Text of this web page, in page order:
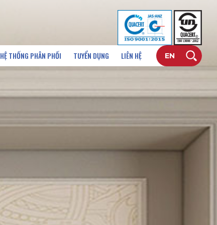
HỆ THỐNG PHÂN PHỐI TUYỂN DỤNG LIÊN HỆ EN